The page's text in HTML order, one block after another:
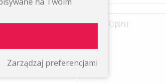
rozwiązanie
i wyjątkowego
sypialni czy biura.
*Treść Opinii:
Zarządzaj preferencjami